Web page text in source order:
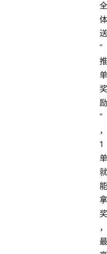
全
体
送
“
推
单
奖
励
”
，
1
单
就
能
拿
奖
，
最